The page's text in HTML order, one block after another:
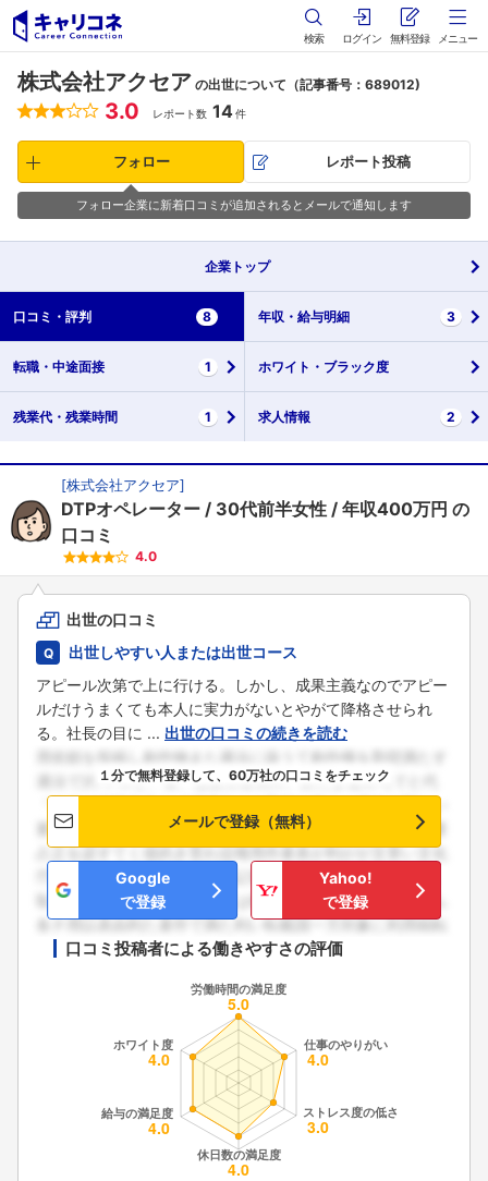
検索 ログイン 無料登録 メニュー
株式会社アクセア の出世について（記事番号：689012)
3.0 レポート数 14件
フォロー レポート投稿
フォロー企業に新着口コミが追加されるとメールで通知します
企業 トップ
口コミ・ 評判 8 年収・ 給与明細 3
転職・ 中途面接 1 ホワイト・ ブラック度
残業代・ 残業時間 1 求人情報 2
[株式会社アクセア]
DTPオペレーター 30代前半女性 年収400万円 の
口コミ
4.0
出世の口コミ
出世しやすい人または出世コース
アピール次第で上に行ける。しかし、成果主義なのでアピー
ルだけうまくても本人に実力がないとやがて降格させられ
る。社長の目に ... 出世の口コミの続きを読む
１分で無料登録して、60万社の口コミをチェック
メールで登録（無料）
Google
で登録
Yahoo!
で登録
口コミ投稿者による働きやすさの評価